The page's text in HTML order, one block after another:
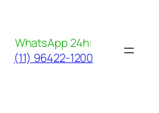
WhatsApp 24h:
(11) 96422-1200